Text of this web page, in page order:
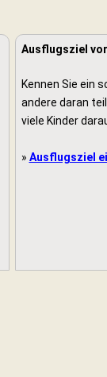
Ausflugsziel
Kennen Sie ein
andere daran
viele Kinder
» Ausflugsziel